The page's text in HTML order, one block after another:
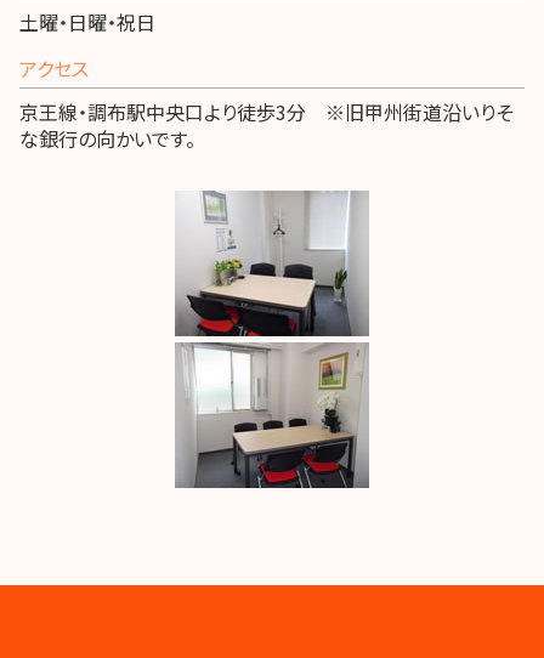
土曜・日曜・祝日
アクセス
京王線・調布駅中央口より徒歩3分 ※旧甲州街道沿いりそ
な銀行の向かいです。